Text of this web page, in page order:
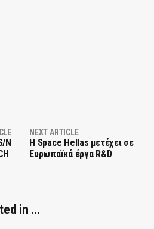
Ν
NEXT ARTICLE
H Space Hellas μετέχει σε
Ευρωπαϊκά έργα R&D
in …